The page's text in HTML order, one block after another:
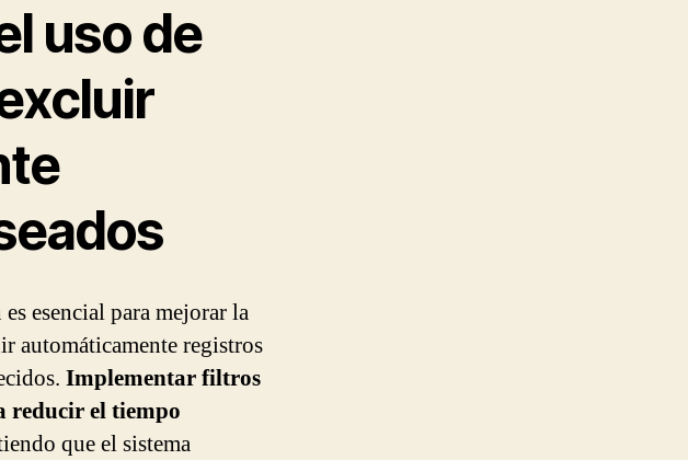
uso de
esencial para mejorar la
automáticamente registros
Implementar filtros
reducir el tiempo
que el sistema